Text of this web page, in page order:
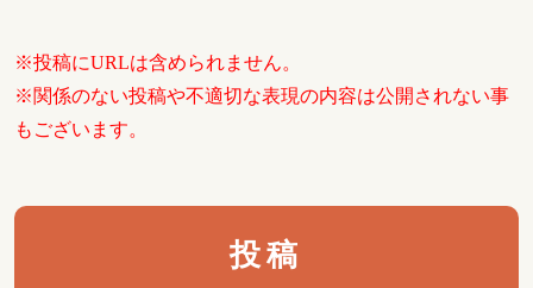
※投稿にURLは含められません。
※関係のない投稿や不適切な表現の内容は公開されない事
もございます。